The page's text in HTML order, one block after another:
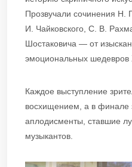
Прозвучали сочинения Н.
И. Чайковского, С. В.
Шостаковича — от
эмоциональных шедевров
Каждое выступление
восхищением, а в финале
аплодисменты, ставшие
музыкантов.